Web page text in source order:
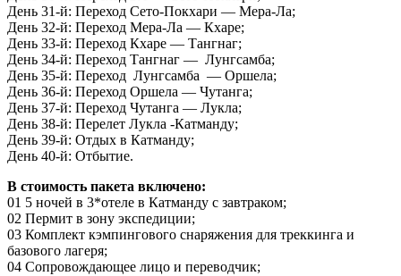
День 31-й: Переход Сето-Покхари — Мера-Ла;
День 32-й: Переход Мера-Ла — Кхаре;
День 33-й: Переход Кхаре — Тангнаг;
День 34-й: Переход Тангнаг — Лунгсамба;
День 35-й: Переход Лунгсамба — Оршела;
День 36-й: Переход Оршела — Чутанга;
День 37-й: Переход Чутанга — Лукла;
День 38-й: Перелет Лукла -Катманду;
День 39-й: Отдых в Катманду;
День 40-й: Отбытие.
В стоимость пакета включено:
01 5 ночей в 3*отеле в Катманду с завтраком;
02 Пермит в зону экспедиции;
03 Комплект кэмпингового снаряжения для треккинга и
базового лагеря;
04 Сопровождающее лицо и переводчик;